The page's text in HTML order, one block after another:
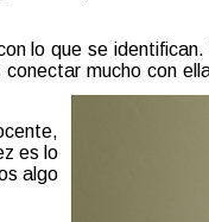
lo que se
mucho con
es lo
algo